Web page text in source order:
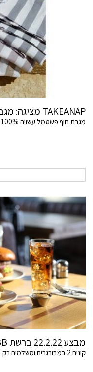
TAKEANAP מציגה: מגבת החוף שלא סוחבת חול
מגבת חוף פשטמל עשויה 100% כותנה, באריגה דקה, רכה ואוורירית.
מבצע 22.2.22 ברשת BBB.
קונים 2 המבורגרים ומשלמים רק על 1! מסדרת ההמבורגרים הקלאסיים.